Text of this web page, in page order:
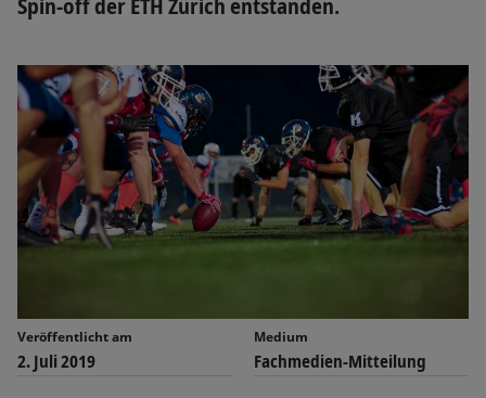
Spin-off der ETH Zürich entstanden.
Veröffentlicht am
2. Juli 2019
Medium
Fachmedien-Mitteilung